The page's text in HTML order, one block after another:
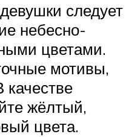
следует
небесно-
цветами.
мотивы,
качестве
жёлтый,
цвета.